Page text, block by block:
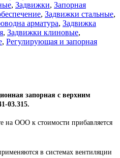
, Задвижки, Запорная
, Задвижки стальные,
арматура, Задвижка
, Задвижки клиновые,
, Регулирующая и запорная
запорная с верхним
03.315.
на ООО к стоимости прибавляется
в системах вентиляции